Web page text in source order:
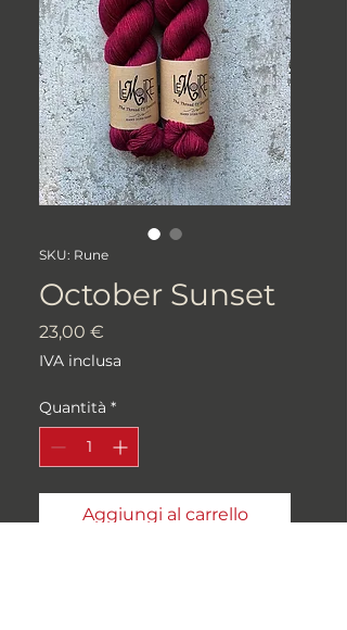
SKU: Rune
October Sunset
23,00 €
IVA inclusa
Quantità *
Aggiungi al carrello